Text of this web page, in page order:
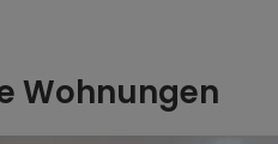
Wohnungen